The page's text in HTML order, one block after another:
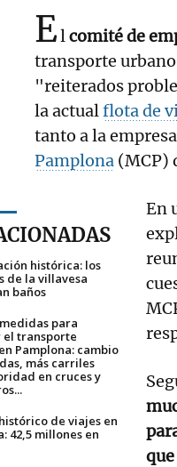
Elcomité de
transporte
"reiterados
la actualflota de
tanto a la
Pamplona (MCP)
histórica: los
de la villavesa
baños
para
el transporte
Pamplona: cambio
más carriles
en cruces y
de viajes en
42,5 millones en
En